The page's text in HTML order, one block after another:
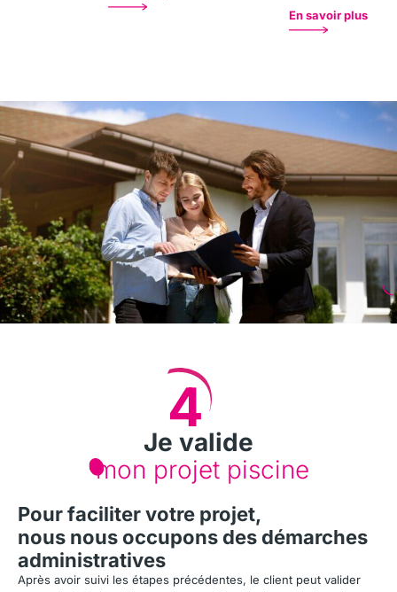
En savoir plus
4
Je valide
mon projet piscine
Pour faciliter votre projet,
nous nous occupons des démarches
administratives
Après avoir suivi les étapes précédentes, le client peut valider